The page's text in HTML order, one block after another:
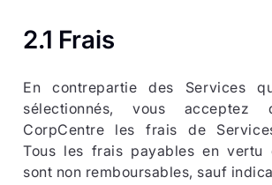
2.1 Frais
En contrepartie des Services
sélectionnés, vous
CorpCentre les frais de
Tous les frais payables en vertu
sont non remboursables, sauf